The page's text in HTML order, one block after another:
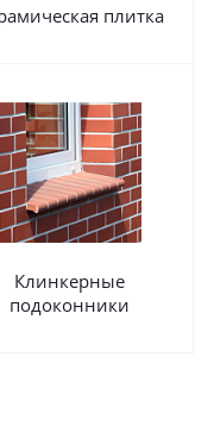
плитка
Клинкерные
подоконники